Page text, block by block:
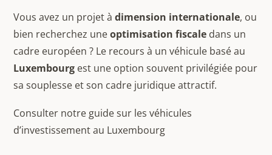
Vous avez un projet àdimension internationale, ou
bien recherchez uneoptimisation fiscale dans un
cadre européen ? Le recours à un véhicule basé au
Luxembourg est une option souvent privilégiée pour
sa souplesse et son cadre juridique attractif.
Consulter notre guide sur les véhicules
d’investissement au Luxembourg